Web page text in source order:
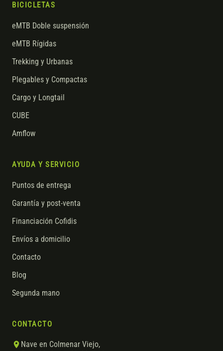
BICICLETAS
eMTB Doble suspensión
eMTB Rígidas
Trekking y Urbanas
Plegables y Compactas
Cargo y Longtail
CUBE
Amflow
AYUDA Y SERVICIO
Puntos de entrega
Garantía y post-venta
Financiación Cofidis
Envíos a domicilio
Contacto
Blog
Segunda mano
CONTACTO
Nave en Colmenar Viejo,